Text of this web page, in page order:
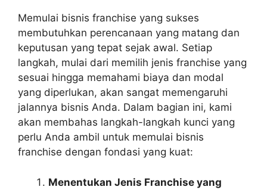
Memulai bisnis franchise yang sukses
membutuhkan perencanaan yang matang dan
keputusan yang tepat sejak awal. Setiap
langkah, mulai dari memilih jenis franchise yang
sesuai hingga memahami biaya dan modal
yang diperlukan, akan sangat memengaruhi
jalannya bisnis Anda. Dalam bagian ini, kami
akan membahas langkah-langkah kunci yang
perlu Anda ambil untuk memulai bisnis
franchise dengan fondasi yang kuat:
Menentukan Jenis Franchise yang